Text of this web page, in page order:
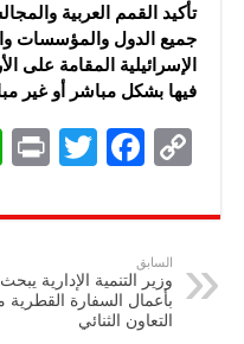
تأكيد القمم العربية
جميع الدول والمؤسسات
الإسرائيلية المقامة على
فيها بشكل مباشر أو غير
C
p
y
Li
F
eb
k
T
tt
السابق
وزير التنمية الإدارية
بأعمال السفارة
التعاون الثنائي